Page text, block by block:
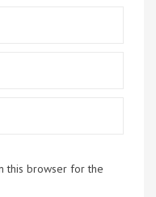
this browser for the